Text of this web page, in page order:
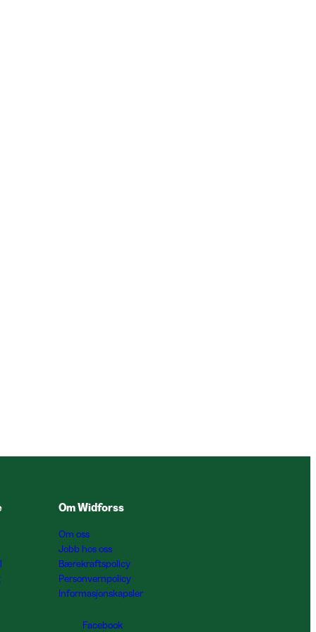
Om Widforss
Om oss
Jobb hos oss
Bærekraftspolicy
Personvernpolicy
Informasjonskapsler
Facebook